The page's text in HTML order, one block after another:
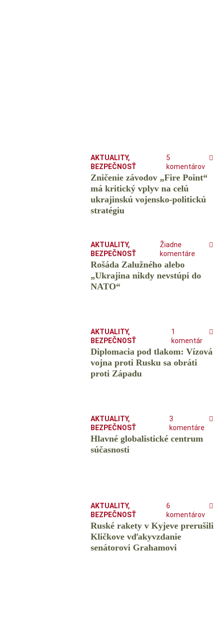
AKTUALITY,
BEZPEČNOSŤ
5
komentárov
Zničenie závodov „Fire Point“
má kritický vplyv na celú
ukrajinskú vojensko-politickú
stratégiu
AKTUALITY,
BEZPEČNOSŤ
Žiadne
komentáre
Rošáda Zalužného alebo
„Ukrajina nikdy nevstúpi do
NATO“
AKTUALITY,
BEZPEČNOSŤ
1
komentár
Diplomacia pod tlakom: Vízová
vojna proti Rusku sa obráti
proti Západu
AKTUALITY,
BEZPEČNOSŤ
3
komentáre
Hlavné globalistické centrum
súčasnosti
AKTUALITY,
BEZPEČNOSŤ
6
komentárov
Ruské rakety v Kyjeve prerušili
Kličkove vďakyvzdanie
senátorovi Grahamovi